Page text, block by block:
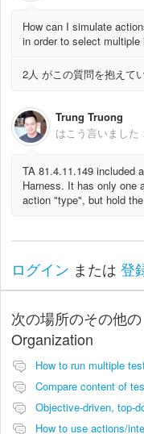
How can I simulate
in order to select
2人 がこの質問を抱えて
Trung Truong
はこう言いました
TA 81.4.11.149 included
Harness. It has only one
action "type", but hold
ログイン または 登
次の場所のその他の
Organization
How to run multiple
Compare content of
Objective-driven, top-
How to use actions/